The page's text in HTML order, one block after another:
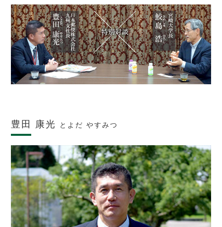
豊田 康光 とよだ やすみつ